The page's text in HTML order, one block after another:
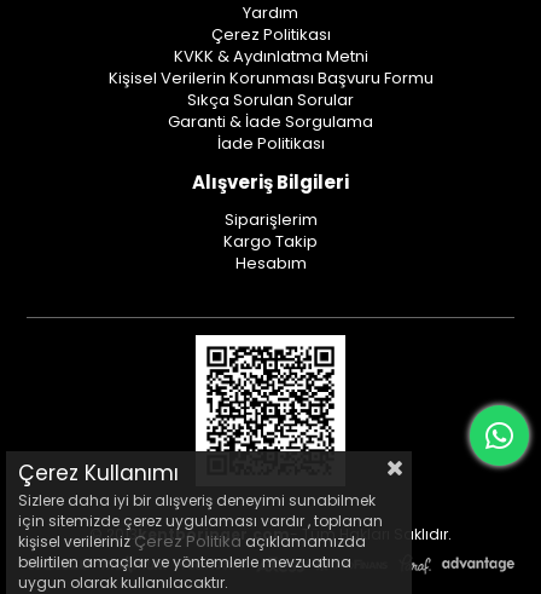
Yardım
Çerez Politikası
KVKK & Aydınlatma Metni
Kişisel Verilerin Korunması Başvuru Formu
Sıkça Sorulan Sorular
Garanti & İade Sorgulama
İade Politikası
Alışveriş Bilgileri
Siparişlerim
Kargo Takip
Hesabım
© 2013kentboringer.com- Tüm Hakları Saklıdır.
Çerez Kullanımı
Sizlere daha iyi bir alışveriş deneyimi sunabilmek
için sitemizde çerez uygulaması vardır , toplanan
kişisel verileriniz Çerez Politika açıklamamızda
belirtilen amaçlar ve yöntemlerle mevzuatına
uygun olarak kullanılacaktır.